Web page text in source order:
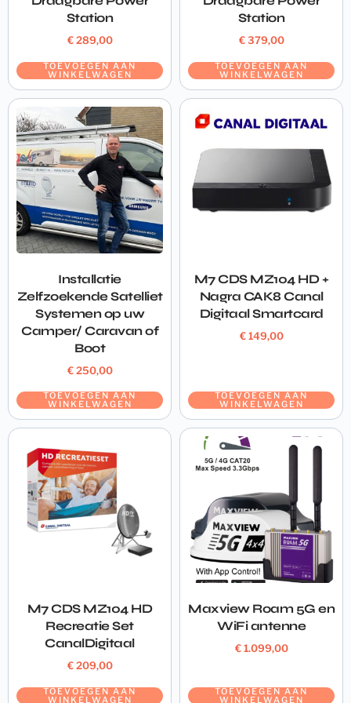
Station
€289,00
TOEVOEGEN AAN
WINKELWAGEN
Station
€379,00
TOEVOEGEN AAN
WINKELWAGEN
Installatie
Zelfzoekende Satelliet
Systemen op uw
Camper/ Caravan of
Boot
€250,00
TOEVOEGEN AAN
WINKELWAGEN
M7 CDS MZ104 HD +
Nagra CAK8 Canal
Digitaal Smartcard
€149,00
TOEVOEGEN AAN
WINKELWAGEN
M7 CDS MZ104 HD
Recreatie Set
CanalDigitaal
€209,00
TOEVOEGEN AAN
WINKELWAGEN
Maxview Roam 5G en
WiFi antenne
€1.099,00
TOEVOEGEN AAN
WINKELWAGEN